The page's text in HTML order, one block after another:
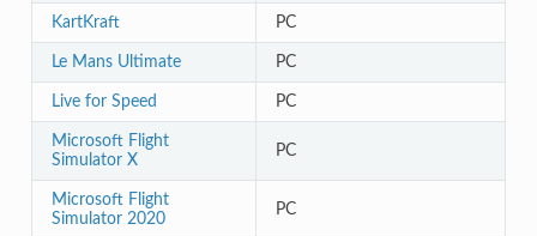
KartKraft PC
Le Mans Ultimate PC
Live for Speed PC
Microsoft Flight
Simulator X
PC
Microsoft Flight
Simulator 2020
PC